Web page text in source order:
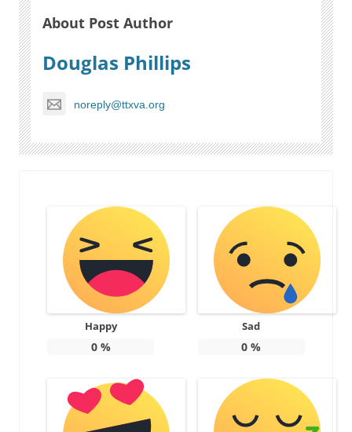
About Post Author
Douglas Phillips
noreply@ttxva.org
Happy
0%
Sad
0 %